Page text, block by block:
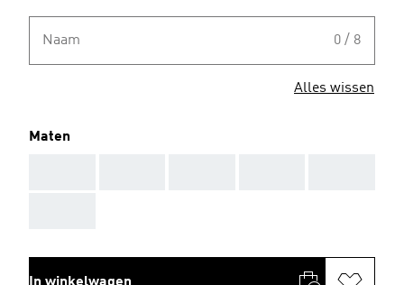
Naam 0 / 8
Alles wissen
Maten